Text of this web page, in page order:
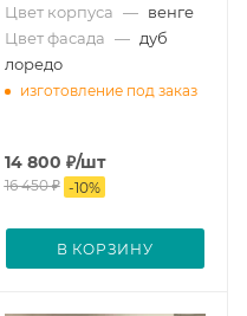
Цвет корпуса — венге
Цвет фасада — дуб
лоредо
изготовление под заказ
14 800 ₽/шт
16 450₽ -10%
В КОРЗИНУ